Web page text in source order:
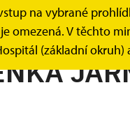
na vybrané
omezená. V těchto
(základní okruh)
Kukský herbář